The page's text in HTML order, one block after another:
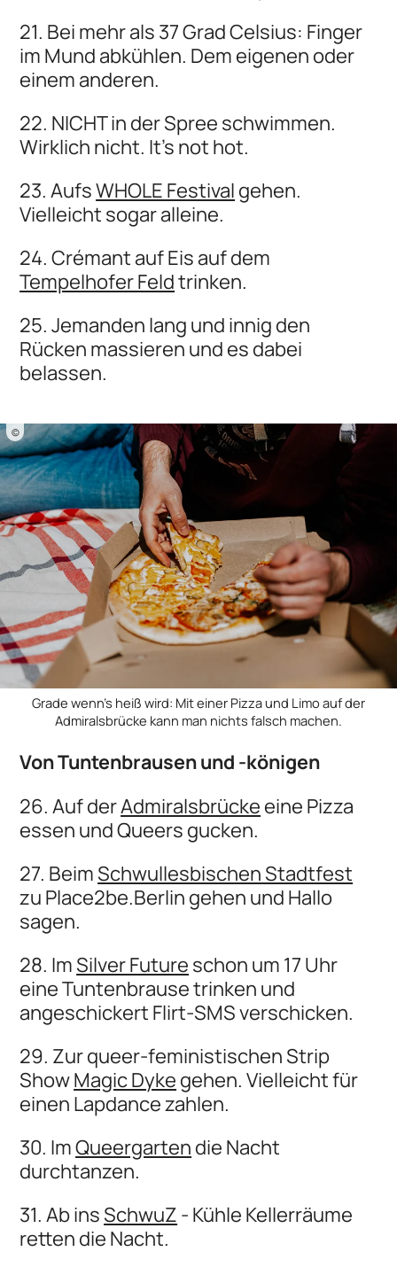
21. Bei mehr als 37 Grad Celsius: Finger
im Mund abkühlen. Dem eigenen oder
einem anderen.
22. NICHT in der Spree schwimmen.
Wirklich nicht. It’s not hot.
23. AufsWHOLE Festivalgehen.
Vielleicht sogar alleine.
24. Crémant auf Eis auf dem
Tempelhofer Feldtrinken.
25. Jemanden lang und innig den
Rücken massieren und es dabei
belassen.
©
Grade wenn's heiß wird: Mit einer Pizza und Limo auf der
Admiralsbrücke kann man nichts falsch machen.
Von Tuntenbrausen und -königen
26. Auf derAdmiralsbrückeeine Pizza
essen und Queers gucken.
27. BeimSchwullesbischen Stadtfest
zu Place2be.Berlin gehen und Hallo
sagen.
28. ImSilver Futureschon um 17 Uhr
eine Tuntenbrause trinken und
angeschickert Flirt-SMS verschicken.
29. Zur queer-feministischen Strip
ShowMagic Dykegehen. Vielleicht für
einen Lapdance zahlen.
30. ImQueergartendie Nacht
durchtanzen.
31. Ab insSchwuZ- Kühle Kellerräume
retten die Nacht.